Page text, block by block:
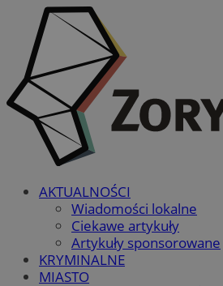
AKTUALNOŚCI
Wiadomości lokalne
Ciekawe artykuły
Artykuły sponsorowane
KRYMINALNE
MIASTO